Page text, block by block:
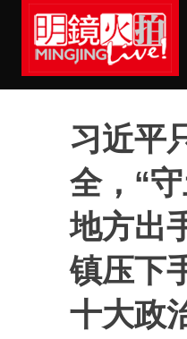
Skip
习近平
全，“
地方出
镇压下
十大政